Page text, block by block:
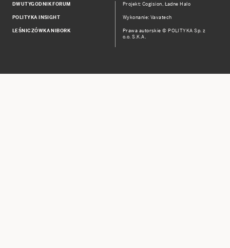
DWUTYGODNIK FORUM
POLITYKA INSIGHT
LEŚNICZÓWKA NIBORK
Projekt:Cogision, Ładne Halo
Wykonanie: Vavatech
Prawa autorskie © POLITYKA Sp. z
o.o. S.K.A.